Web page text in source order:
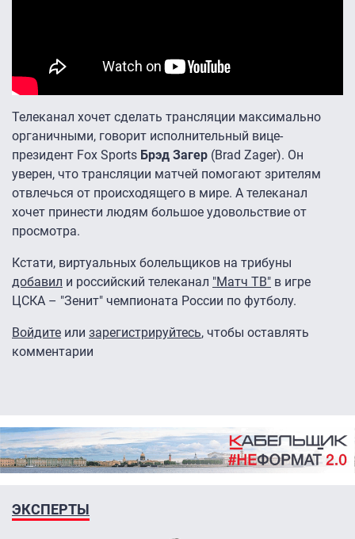
Телеканал хочет сделать трансляции максимально
органичными, говорит исполнительный вице-
президент Fox Sports Брэд Загер (Brad Zager). Он
уверен, что трансляции матчей помогают зрителям
отвлечься от происходящего в мире. А телеканал
хочет принести людям большое удовольствие от
просмотра.
Кстати, виртуальных болельщиков на трибуны
добавил и российский телеканал "Матч ТВ" в игре
ЦСКА – "Зенит" чемпионата России по футболу.
Войдите или зарегистрируйтесь, чтобы оставлять
комментарии
ЭКСПЕРТЫ